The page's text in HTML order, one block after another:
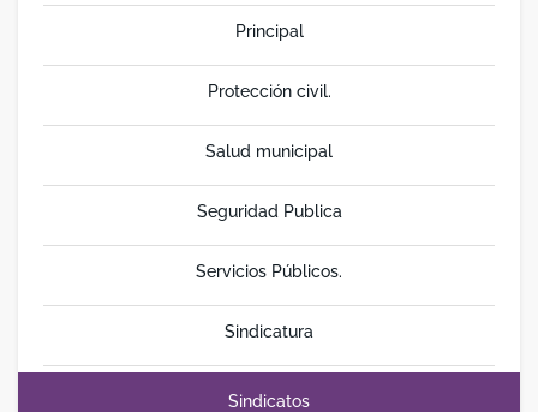
Principal
Protección civil.
Salud municipal
Seguridad Publica
Servicios Públicos.
Sindicatura
Sindicatos